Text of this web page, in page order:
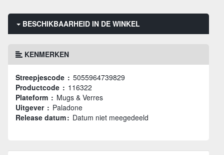
BESCHIKBAARHEID IN DE WINKEL
KENMERKEN
Streepjescode : 5055964739829
Productcode : 116322
Plateform : Mugs & Verres
Uitgever : Paladone
Release datum : Datum niet meegedeeld